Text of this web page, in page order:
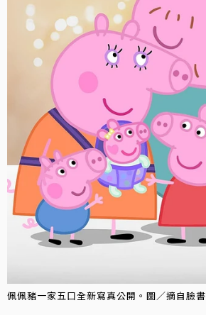
佩佩豬一家五口全新寫真公開。圖／摘自臉書